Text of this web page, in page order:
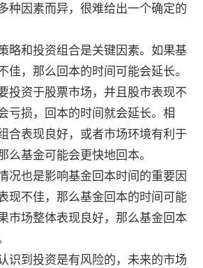
种因素而异，很难给出一个确定的
略和投资组合是关键因素。如果基
佳，那么回本的时间可能会延长。
投资于股票市场，并且股市表现不
亏损，回本的时间就会延长。相
合表现良好，或者市场环境有利于
么基金可能会更快地回本。
况也是影响基金回本时间的重要因
现不佳，那么基金回本的时间可能
市场整体表现良好，那么基金回本
识到投资是有风险的，未来的市场